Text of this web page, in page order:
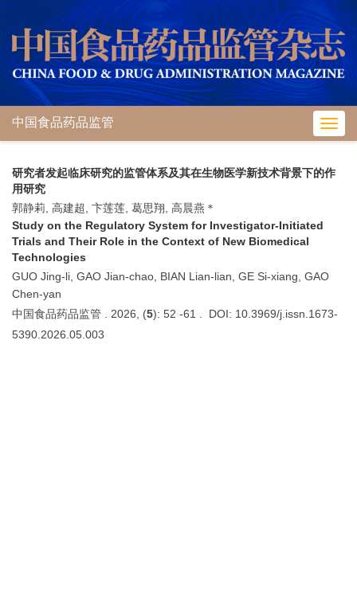
中国食品药品监管
研究者发起临床研究的监管体系及其在生物医学新技术背景下的作
用研究
郭静莉, 高建超, 卞莲莲, 葛思翔, 高晨燕＊
Study on the Regulatory System for Investigator-Initiated
Trials and Their Role in the Context of New Biomedical
Technologies
GUO Jing-li, GAO Jian-chao, BIAN Lian-lian, GE Si-xiang, GAO
Chen-yan
中国食品药品监管 . 2026, (5): 52 -61 . DOI: 10.3969/j.issn.1673-
5390.2026.05.003